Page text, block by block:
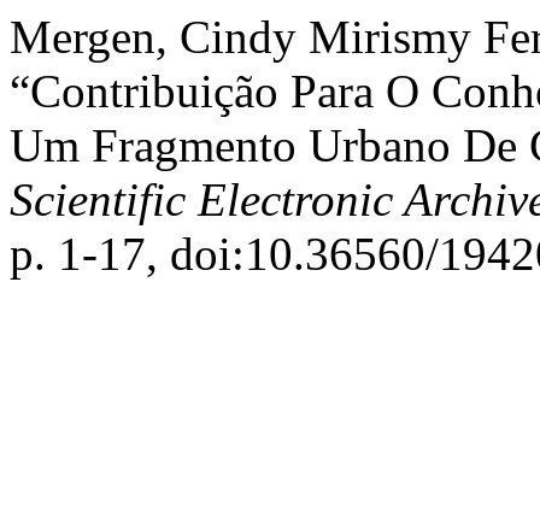
Mergen, Cindy Mirismy
“Contribuição Para O
Um Fragmento Urbano De
Scientific Electronic
p. 1-17, doi:10.36560/